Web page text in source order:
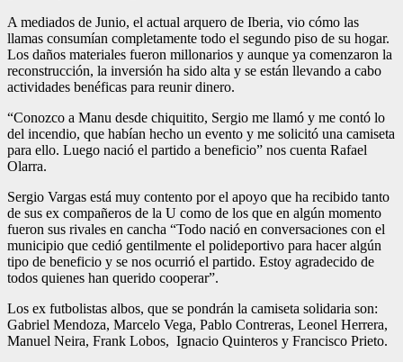
A mediados de Junio, el actual arquero de Iberia, vio cómo las
llamas consumían completamente todo el segundo piso de su hogar.
Los daños materiales fueron millonarios y aunque ya comenzaron la
reconstrucción, la inversión ha sido alta y se están llevando a cabo
actividades benéficas para reunir dinero.
“Conozco a Manu desde chiquitito, Sergio me llamó y me contó lo
del incendio, que habían hecho un evento y me solicitó una camiseta
para ello. Luego nació el partido a beneficio” nos cuenta Rafael
Olarra.
Sergio Vargas está muy contento por el apoyo que ha recibido tanto
de sus ex compañeros de la U como de los que en algún momento
fueron sus rivales en cancha “Todo nació en conversaciones con el
municipio que cedió gentilmente el polideportivo para hacer algún
tipo de beneficio y se nos ocurrió el partido. Estoy agradecido de
todos quienes han querido cooperar”.
Los ex futbolistas albos, que se pondrán la camiseta solidaria son:
Gabriel Mendoza, Marcelo Vega, Pablo Contreras, Leonel Herrera,
Manuel Neira, Frank Lobos, Ignacio Quinteros y Francisco Prieto.